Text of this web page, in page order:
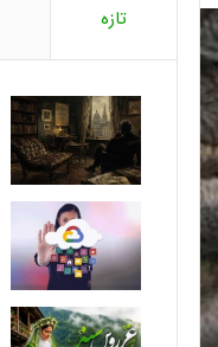
تازه